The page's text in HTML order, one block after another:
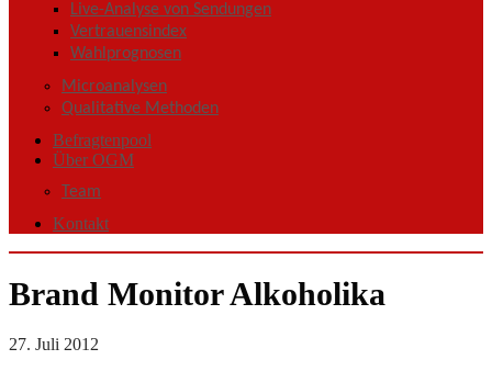
Live-Analyse von Sendungen
Vertrauensindex
Wahlprognosen
Microanalysen
Qualitative Methoden
Befragtenpool
Über OGM
Team
Kontakt
Brand Monitor Alkoholika
27. Juli 2012